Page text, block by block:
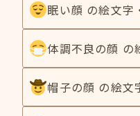
眠い顔 の絵文字
体調不良の顔 の
帽子の顔 の絵文